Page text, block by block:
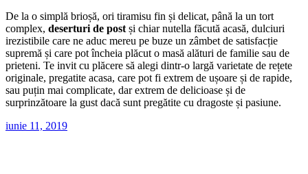
De la o simplă brioșă, ori tiramisu fin și delicat, până la un tort
complex, deserturi de post și chiar nutella făcută acasă, dulciuri
irezistibile care ne aduc mereu pe buze un zâmbet de satisfacție
supremă și care pot încheia plăcut o masă alături de familie sau de
prieteni. Te invit cu plăcere să alegi dintr-o largă varietate de rețete
originale, pregatite acasa, care pot fi extrem de ușoare și de rapide,
sau puțin mai complicate, dar extrem de delicioase și de
surprinzătoare la gust dacă sunt pregătite cu dragoste și pasiune.
iunie 11, 2019